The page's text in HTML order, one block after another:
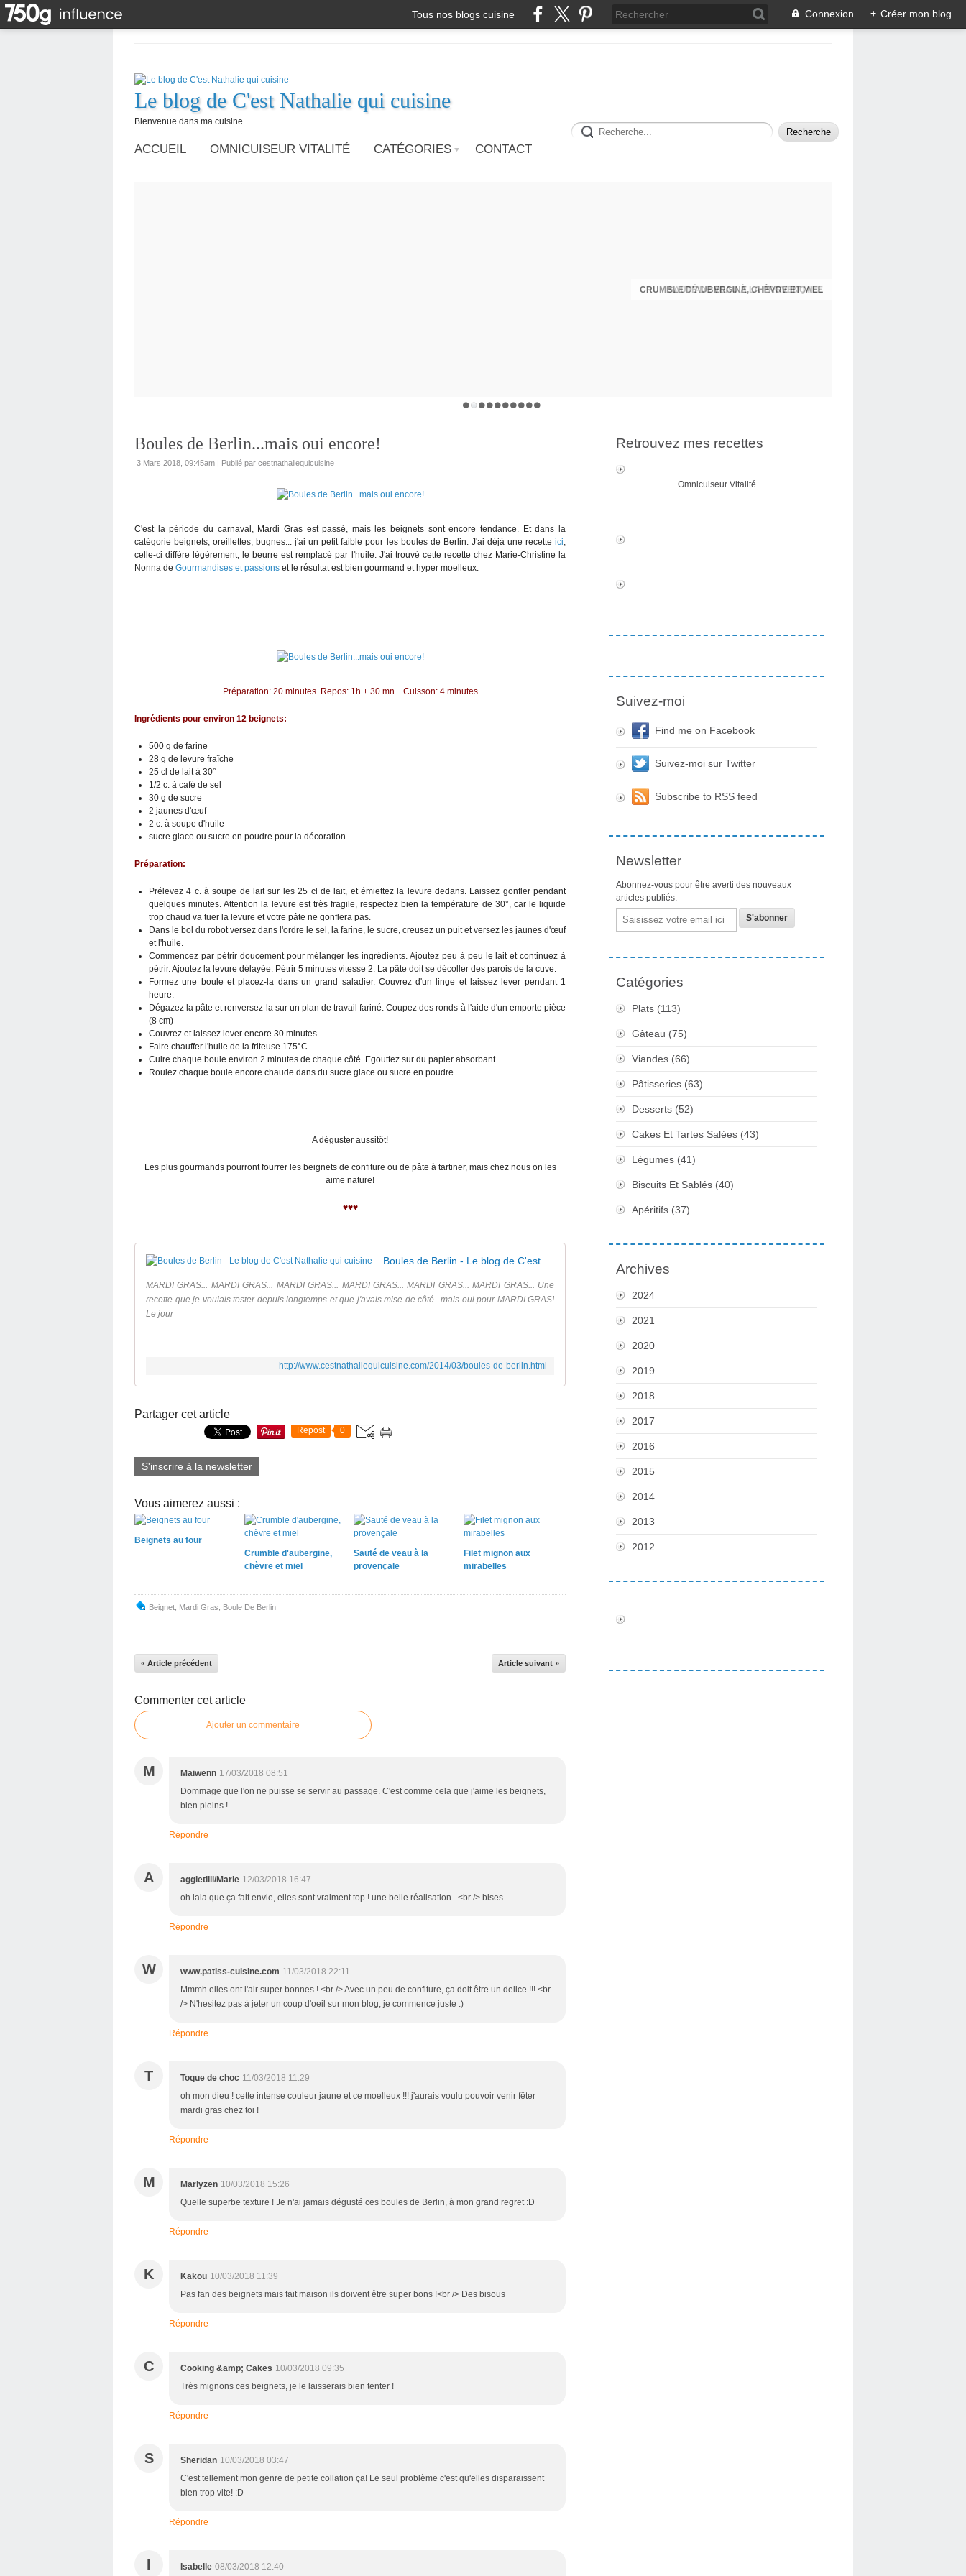
Tous nos blogs cuisine Connexion + Créer mon blog
Le blog de C'est Nathalie qui cuisine
Bienvenue dans ma cuisine
ACCUEIL OMNICUISEUR VITALITÉ CATÉGORIES CONTACT
SAUTÉ DE VEAU À LA PROVENÇALE
Boules de Berlin...mais oui encore!
3 Mars 2018, 09:45am | Publié par cestnathaliequicuisine
C'est la période du carnaval, Mardi Gras est passé, mais les beignets sont encore tendance. Et dans la
catégorie beignets, oreillettes, bugnes... j'ai un petit faible pour les boules de Berlin. J'ai déjà une recette ici,
celle-ci diffère légèrement, le beurre est remplacé par l'huile. J'ai trouvé cette recette chez Marie-Christine la
Nonna de Gourmandises et passions et le résultat est bien gourmand et hyper moelleux.
Préparation: 20 minutes Repos: 1h + 30 mn Cuisson: 4 minutes
Ingrédients pour environ 12 beignets:
500 g de farine
28 g de levure fraîche
25 cl de lait à 30°
1/2 c. à café de sel
30 g de sucre
2 jaunes d'œuf
2 c. à soupe d'huile
sucre glace ou sucre en poudre pour la décoration
Préparation:
Prélevez 4 c. à soupe de lait sur les 25 cl de lait, et émiettez la levure dedans. Laissez gonfler pendant
quelques minutes. Attention la levure est très fragile, respectez bien la température de 30°, car le liquide
trop chaud va tuer la levure et votre pâte ne gonflera pas.
Dans le bol du robot versez dans l'ordre le sel, la farine, le sucre, creusez un puit et versez les jaunes d'œuf
et l'huile.
Commencez par pétrir doucement pour mélanger les ingrédients. Ajoutez peu à peu le lait et continuez à
pétrir. Ajoutez la levure délayée. Pétrir 5 minutes vitesse 2. La pâte doit se décoller des parois de la cuve.
Formez une boule et placez-la dans un grand saladier. Couvrez d'un linge et laissez lever pendant 1
heure.
Dégazez la pâte et renversez la sur un plan de travail fariné. Coupez des ronds à l'aide d'un emporte pièce
(8 cm)
Couvrez et laissez lever encore 30 minutes.
Faire chauffer l'huile de la friteuse 175°C.
Cuire chaque boule environ 2 minutes de chaque côté. Egouttez sur du papier absorbant.
Roulez chaque boule encore chaude dans du sucre glace ou sucre en poudre.
A déguster aussitôt!
Les plus gourmands pourront fourrer les beignets de confiture ou de pâte à tartiner, mais chez nous on les
aime nature!
♥♥♥
MARDI GRAS... MARDI GRAS... MARDI GRAS... MARDI GRAS... MARDI GRAS... MARDI GRAS... Une
recette que je voulais tester depuis longtemps et que j'avais mise de côté...mais oui pour MARDI GRAS!
Le jour
http://www.cestnathaliequicuisine.com/2014/03/boules-de-berlin.html
Partager cet article
Repost 0
S'inscrire à la newsletter
Vous aimerez aussi :
Beignets au four
Crumble d'aubergine,
chèvre et miel
Sauté de veau à la
provençale
Filet mignon aux
mirabelles
Beignet Mardi Gras Boule De Berlin
« Article précédent Article suivant »
Commenter cet article
Ajouter un commentaire
M Maiwenn 17/03/2018 08:51
Dommage que l'on ne puisse se servir au passage. C'est comme cela que j'aime les beignets,
bien pleins !
Répondre
A aggietlili/Marie 12/03/2018 16:47
oh lala que ça fait envie, elles sont vraiment top ! une belle réalisation...<br /> bises
Répondre
W www.patiss-cuisine.com 11/03/2018 22:11
Mmmh elles ont l'air super bonnes ! <br /> Avec un peu de confiture, ça doit être un delice !!! <br
/> N'hesitez pas à jeter un coup d'oeil sur mon blog, je commence juste :)
Répondre
T Toque de choc 11/03/2018 11:29
oh mon dieu ! cette intense couleur jaune et ce moelleux !!! j'aurais voulu pouvoir venir fêter
mardi gras chez toi !
Répondre
M Marlyzen 10/03/2018 15:26
Quelle superbe texture ! Je n'ai jamais dégusté ces boules de Berlin, à mon grand regret :D
Répondre
K Kakou 10/03/2018 11:39
Pas fan des beignets mais fait maison ils doivent être super bons !<br /> Des bisous
Répondre
C Cooking &amp; Cakes 10/03/2018 09:35
Très mignons ces beignets, je le laisserais bien tenter !
Répondre
S Sheridan 10/03/2018 03:47
C'est tellement mon genre de petite collation ça! Le seul problème c'est qu'elles disparaissent
bien trop vite! :D
Répondre
I Isabelle 08/03/2018 12:40
Retrouvez mes recettes
Omnicuiseur Vitalité
Suivez-moi
Find me on Facebook
Suivez-moi sur Twitter
Subscribe to RSS feed
Newsletter
Abonnez-vous pour être averti des nouveaux
articles publiés.
Email
Catégories
Plats (113)
Gâteau (75)
Viandes (66)
Pâtisseries (63)
Desserts (52)
Cakes Et Tartes Salées (43)
Légumes (41)
Biscuits Et Sablés (40)
Apéritifs (37)
Archives
2024
2021
2020
2019
2018
2017
2016
2015
2014
2013
2012